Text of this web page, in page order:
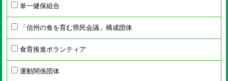
単一健保組合
「信州の食を育む県民会議」構成団体
食育推進ボランティア
運動関係団体